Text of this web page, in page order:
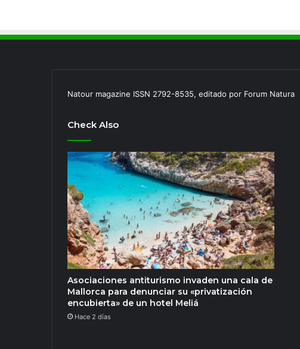
Natour magazine ISSN 2792-8535, editado por Forum Natura
Check Also
Asociaciones antiturismo invaden una cala de
Mallorca para denunciar su «privatización
encubierta» de un hotel Meliá
Hace 2 días